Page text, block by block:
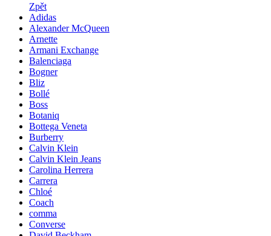
Zpět
Adidas
Alexander McQueen
Arnette
Armani Exchange
Balenciaga
Bogner
Bliz
Bollé
Boss
Botaniq
Bottega Veneta
Burberry
Calvin Klein
Calvin Klein Jeans
Carolina Herrera
Carrera
Chloé
Coach
comma
Converse